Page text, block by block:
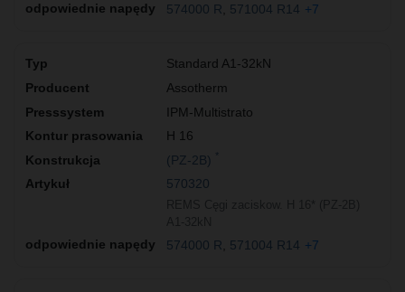
574000 R 571004 R14 +7
Standard A1-32kN
Assotherm
IPM-Multistrato
H 16
(PZ-2B)
570320
574000 R 571004 R14 +7